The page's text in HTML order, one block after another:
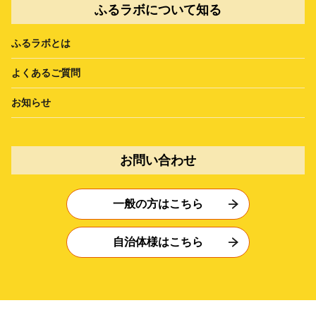
ふるラボについて知る
ふるラボとは
よくあるご質問
お知らせ
お問い合わせ
一般の方はこちら
自治体様はこちら